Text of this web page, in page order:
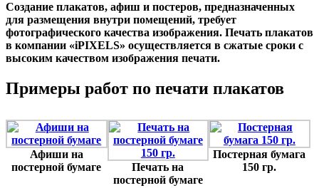
Создание плакатов, афиш и постеров, предназначенных
для размещения внутри помещений, требует
фотографического качества изображения. Печать плакатов
в компании «iPIXELS» осуществляется в сжатые сроки с
высоким качеством изображения печати.
Примеры работ по печати плакатов
Афиши на
постерной бумаге
Печать на
постерной бумаге
Постерная бумага
150 гр.